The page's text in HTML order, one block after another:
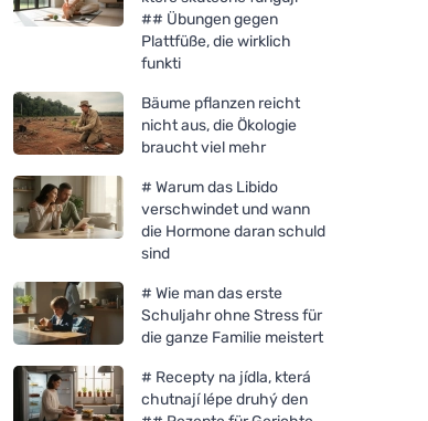
## Übungen gegen
Plattfüße, die wirklich
funkti
Bäume pflanzen reicht
nicht aus, die Ökologie
braucht viel mehr
# Warum das Libido
verschwindet und wann
die Hormone daran schuld
sind
# Wie man das erste
Schuljahr ohne Stress für
die ganze Familie meistert
# Recepty na jídla, která
chutnají lépe druhý den